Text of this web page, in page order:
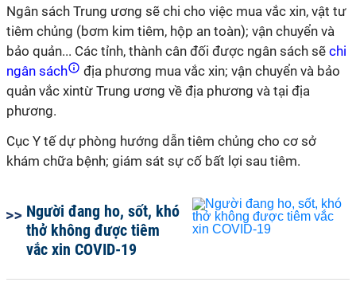
Ngân sách Trung ương sẽ chi cho việc mua vắc xin, vật tư
tiêm chủng (bơm kim tiêm, hộp an toàn); vận chuyển và
bảo quản... Các tỉnh, thành cân đối được ngân sách sẽ chi
ngân sách
địa phương mua vắc xin; vận chuyển và bảo
quản vắc xintừ Trung ương về địa phương và tại địa
phương.
Cục Y tế dự phòng hướng dẫn tiêm chủng cho cơ sở
khám chữa bệnh; giám sát sự cố bất lợi sau tiêm.
Người đang ho, sốt, khó
thở không được tiêm
vắc xin COVID-19